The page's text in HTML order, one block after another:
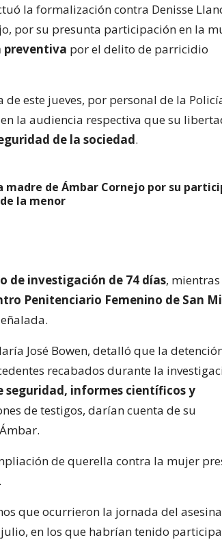
la formalización contra Denisse
por su presunta participación en la
preventiva por el delito de parricidio
este jueves, por personal de la
la audiencia respectiva que su
de la sociedad.
madre de Ámbar Cornejo por su
la menor
de investigación de 74 días,
Penitenciario Femenino de San
José Bowen, detalló que la
recabados durante la
informes científicos y
de testigos, darían cuenta de su
de querella contra la mujer
que ocurrieron la jornada del
en los que habrían tenido